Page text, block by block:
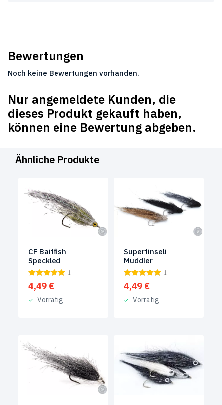
Bewertungen
Noch keine Bewertungen vorhanden.
Nur angemeldete Kunden, die
dieses Produkt gekauft haben,
können eine Bewertung abgeben.
Ähnliche Produkte
CF Baitfish
Speckled
1
4,49 €
Vorrätig
Supertinseli
Muddler
1
4,49 €
Vorrätig